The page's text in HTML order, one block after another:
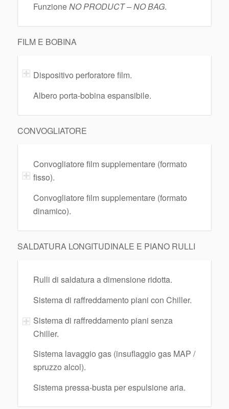
FunzioneNO PRODUCT – NO BAG.
FILM E BOBINA
Dispositivo perforatore film.
Albero porta-bobina espansibile.
CONVOGLIATORE
Convogliatore film supplementare (formato
fisso).
Convogliatore film supplementare (formato
dinamico).
SALDATURA LONGITUDINALE E PIANO RULLI
Rulli di saldatura a dimensione ridotta.
Sistema di raffreddamento piani con Chiller.
Sistema di raffreddamento piani senza
Chiller.
Sistema lavaggio gas (insuflaggio gas MAP /
spruzzo alcol).
Sistema pressa-busta per espulsione aria.